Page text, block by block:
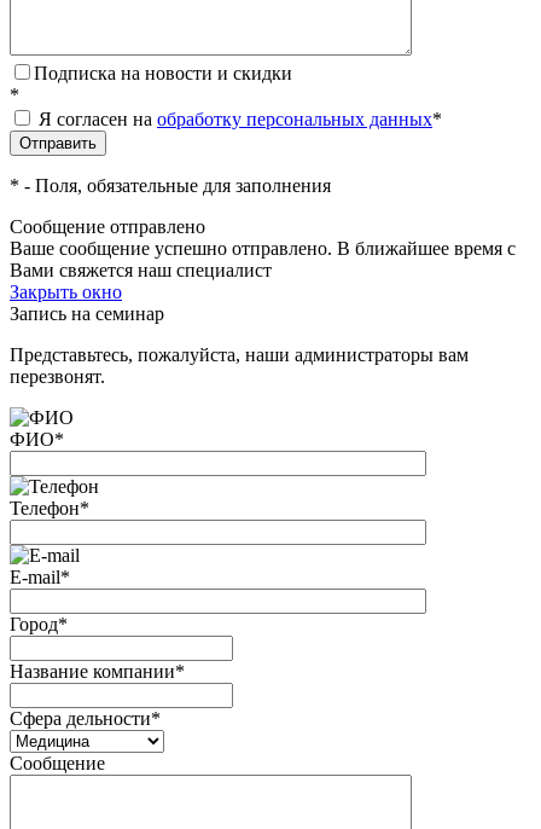
Подписка на новости и скидки
*
Я согласен на обработку персональных данных*
* - Поля, обязательные для заполнения
Сообщение отправлено
Ваше сообщение успешно отправлено. В ближайшее время с
Вами свяжется наш специалист
Закрыть окно
Запись на семинар
Представьтесь, пожалуйста, наши администраторы вам
перезвонят.
ФИО*
Телефон*
E-mail*
Город*
Название компании*
Сфера дельности*
Сообщение